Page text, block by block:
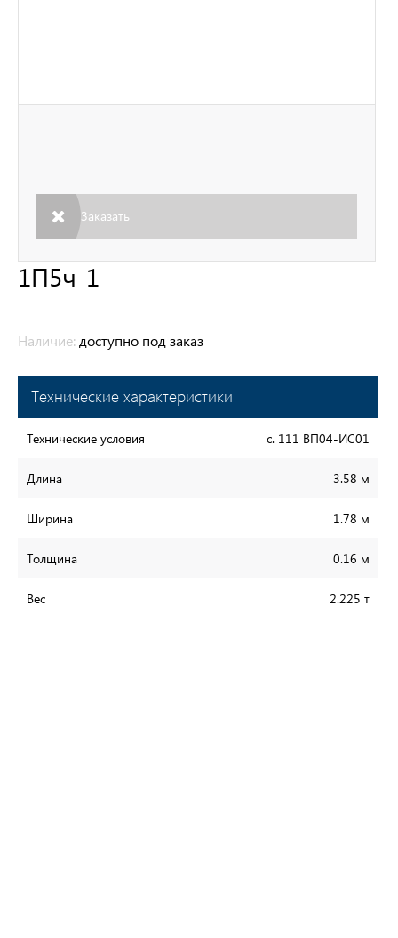
1П5ч-1
Наличие: доступно под заказ
Технические характеристики
Технические условия с. 111 ВП04-ИС01
Длина 3.58 м
Ширина 1.78 м
Толщина 0.16 м
Вес 2.225 т
Заказать